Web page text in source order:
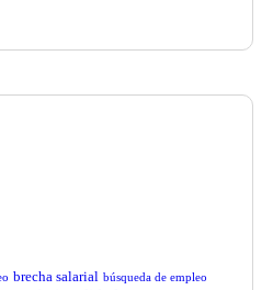
brecha salarial búsqueda de empleo